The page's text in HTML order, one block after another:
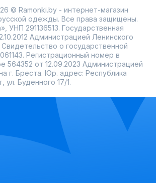
© Ramonki.by - интернет-магазин
одежды. Все права защищены.
УНП 291136513. Государственная
Администрацией Ленинского
Свидетельство о государственной
Регистрационный номер в
564352 от 12.09.2023 Администрацией
г. Бреста. Юр. адрес: Республика
ул. Буденного 17/1.